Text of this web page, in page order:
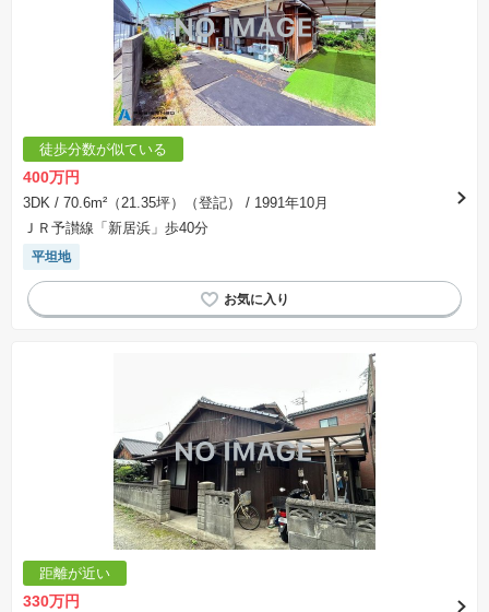
徒歩分数が似ている
400万円
3DK / 70.6m²（21.35坪）（登記）
/ 1991年10月
ＪＲ予讃線「新居浜」歩40分
平坦地
距離が近い
330万円